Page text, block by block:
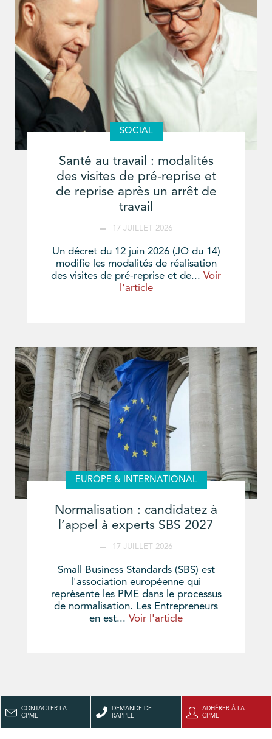
SOCIAL
Santé au travail : modalités
des visites de pré-reprise et
de reprise après un arrêt de
travail
17 JUILLET 2026
Un décret du 12 juin 2026 (JO du 14)
modifie les modalités de réalisation
des visites de pré-reprise et de... Voir
l'article
EUROPE & INTERNATIONAL
Normalisation : candidatez à
l’appel à experts SBS 2027
17 JUILLET 2026
Small Business Standards (SBS) est
l'association européenne qui
représente les PME dans le processus
de normalisation. Les Entrepreneurs
en est... Voir l'article
CONTACTER LA
CPME
DEMANDE DE
RAPPEL
ADHÉRER À LA
CPME